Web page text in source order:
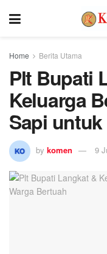
Home Berita Utama
Plt Bupati
Keluarga
Sapi
by komen 9